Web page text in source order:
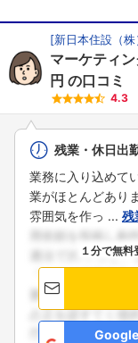
[新日本住設（株
マーケティ
円 の口コミ
4.3
残業・休日出
業務に入り込めて
業がほとんどあり
雰囲気を作っ ... 残
１分で無
Google